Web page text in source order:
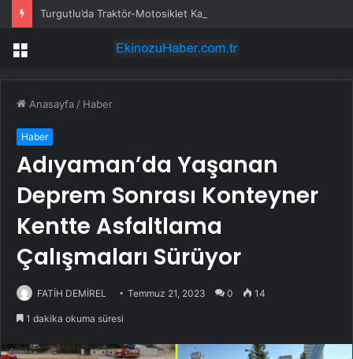
Turgutlu’da Traktör-Motosiklet Kazası
Menü
Anasayfa / Haber
Haber
Adıyaman’da Yaşanan
Deprem Sonrası Konteyner
Kentte Asfaltlama
Çalışmaları Sürüyor
FATİH DEMİREL Temmuz 21, 2023 0 14
1 dakika okuma süresi